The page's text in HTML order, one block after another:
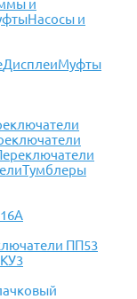
и
Насосы и
ДисплеиМуфты
Тумблеры
ПП53